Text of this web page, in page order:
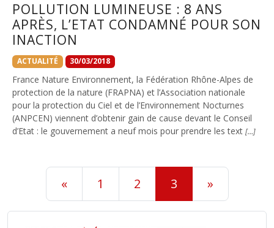
POLLUTION LUMINEUSE : 8 ANS
APRÈS, L’ETAT CONDAMNÉ POUR SON
INACTION
ACTUALITÉ 30/03/2018
France Nature Environnement, la Fédération Rhône-Alpes de
protection de la nature (FRAPNA) et l’Association nationale
pour la protection du Ciel et de l’Environnement Nocturnes
(ANPCEN) viennent d’obtenir gain de cause devant le Conseil
d’Etat : le gouvernement a neuf mois pour prendre les text […]
« 1 2 3 »